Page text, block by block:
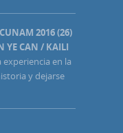
2016 (26)
YE CAN / KAILI
en la
y dejarse